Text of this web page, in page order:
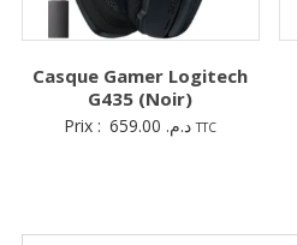
Casque Gamer Logitech
G435 (Noir)
Prix : د.م. TTC